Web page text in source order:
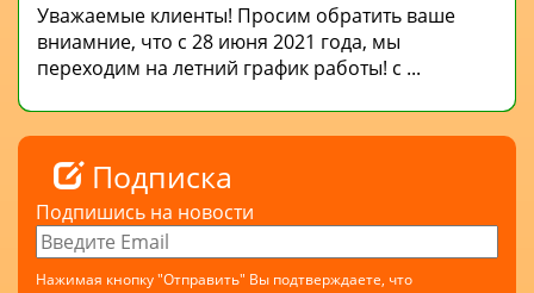
Уважаемые клиенты! Просим обратить ваше
вниамние, что с 28 июня 2021 года, мы
переходим на летний график работы! с ...
Подписка
Подпишись на новости
Нажимая кнопку "Отправить" Вы подтверждаете, что